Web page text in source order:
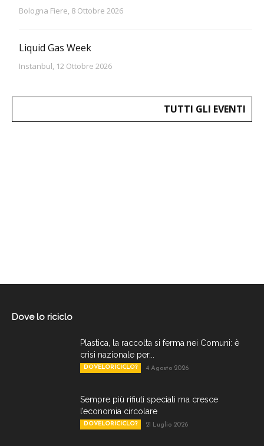
Bologna Fiere, 8 Ottobre 2026
Liquid Gas Week
Instanbul, 12 Ottobre 2026
TUTTI GLI EVENTI
Dove lo riciclo
Plastica, la raccolta si ferma nei Comuni: è
crisi nazionale per...
DOVELORICICLO? 4 Agosto 2026
Sempre più rifiuti speciali ma cresce
l’economia circolare
DOVELORICICLO? 21 Luglio 2026